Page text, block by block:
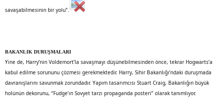
savaşabilmesinin bir yolu”.
BAKANLIK DURUŞMALARI
Yine de, Harry’nin Voldemort’la savaşmayı düşünebilmesinden önce, tekrar Hogwarts’a
kabul edilme sorununu çözmesi gerekmektedir. Harry, Sihir Bakanlığı’ndaki duruşmada
davranışlarını savunmak zorundadır. Yapım tasarımcısı Stuart Craig, Bakanlığın büyük
holünün dekorunu, “Fudge’ın Sovyet tarzı propaganda posteri” olarak tanımlıyor.